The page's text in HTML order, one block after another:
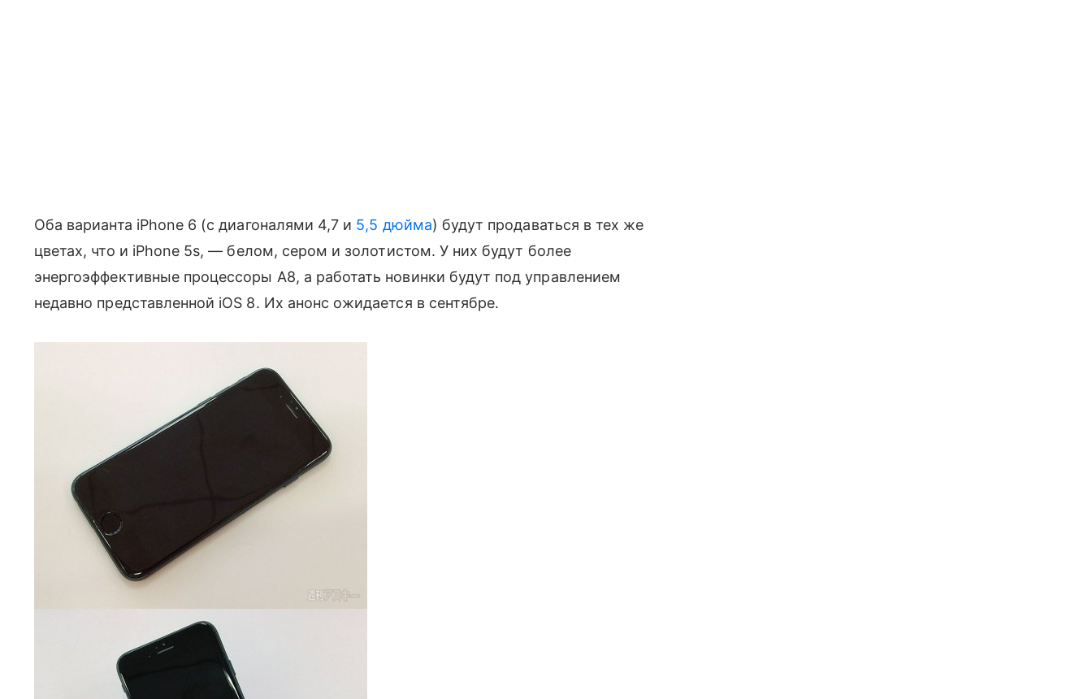
Оба варианта iPhone 6 (с диагоналями 4,7 и 5,5 дюйма) будут продаваться в тех же
цветах, что и iPhone 5s, — белом, сером и золотистом. У них будут более
энергоэффективные процессоры А8, а работать новинки будут под управлением
недавно представленной iOS 8. Их анонс ожидается в сентябре.